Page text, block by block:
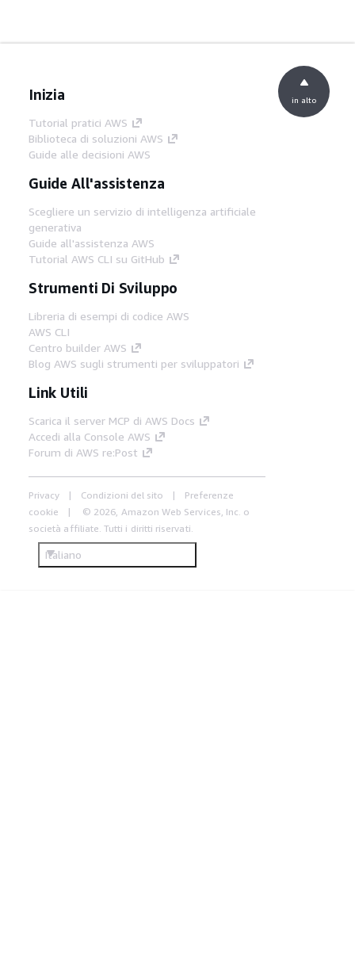
Inizia
Tutorial pratici AWS
Biblioteca di soluzioni AWS
Guide alle decisioni AWS
Guide All'assistenza
Scegliere un servizio di intelligenza artificiale
generativa
Guide all'assistenza AWS
Tutorial AWS CLI su GitHub
Strumenti Di Sviluppo
Libreria di esempi di codice AWS
AWS CLI
Centro builder AWS
Blog AWS sugli strumenti per sviluppatori
Link Utili
Scarica il server MCP di AWS Docs
Accedi alla Console AWS
Forum di AWS re:Post
Privacy Condizioni del sito
Preferenze
cookie
© 2026, Amazon Web Services, Inc. o
società affiliate. Tutti i diritti riservati.
Italiano
in alto